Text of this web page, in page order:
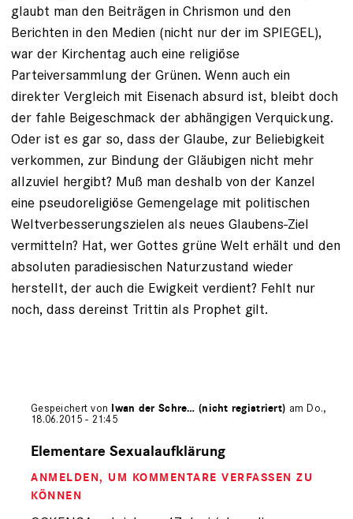
glaubt man den Beiträgen in Chrismon und den
Berichten in den Medien (nicht nur der im SPIEGEL),
war der Kirchentag auch eine religiöse
Parteiversammlung der Grünen. Wenn auch ein
direkter Vergleich mit Eisenach absurd ist, bleibt doch
der fahle Beigeschmack der abhängigen Verquickung.
Oder ist es gar so, dass der Glaube, zur Beliebigkeit
verkommen, zur Bindung der Gläubigen nicht mehr
allzuviel hergibt? Muß man deshalb von der Kanzel
eine pseudoreligiöse Gemengelage mit politischen
Weltverbesserungszielen als neues Glaubens-Ziel
vermitteln? Hat, wer Gottes grüne Welt erhält und den
absoluten paradiesischen Naturzustand wieder
herstellt, der auch die Ewigkeit verdient? Fehlt nur
noch, dass dereinst Trittin als Prophet gilt.
Gespeichert von Iwan der Schre… (nicht registriert) am Do.,
18.06.2015 - 21:45
auf
OCKENGA
(nicht
Elementare Sexualaufklärung
ANMELDEN, UM KOMMENTARE VERFASSEN ZU
KÖNNEN